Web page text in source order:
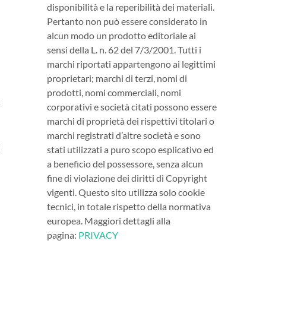
disponibilità e la reperibilità dei materiali.
Pertanto non può essere considerato in
alcun modo un prodotto editoriale ai
sensi della L. n. 62 del 7/3/2001. Tutti i
marchi riportati appartengono ai legittimi
proprietari; marchi di terzi, nomi di
prodotti, nomi commerciali, nomi
corporativi e società citati possono essere
marchi di proprietà dei rispettivi titolari o
marchi registrati d’altre società e sono
stati utilizzati a puro scopo esplicativo ed
a beneficio del possessore, senza alcun
fine di violazione dei diritti di Copyright
vigenti. Questo sito utilizza solo cookie
tecnici, in totale rispetto della normativa
europea. Maggiori dettagli alla
pagina: PRIVACY